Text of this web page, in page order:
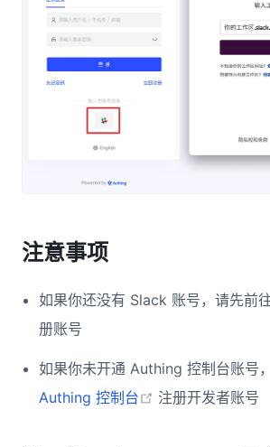
注意事项
如果你还没有 Slack 账号，请先前
册账号
如果你未开通 Authing 控制台账号
Authing 控制台
(opens new
注册开发者账号